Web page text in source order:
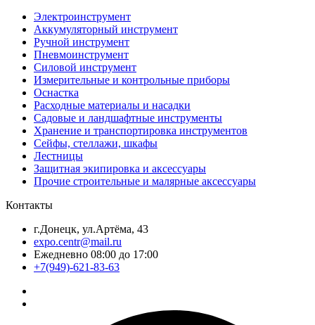
Электроинструмент
Аккумуляторный инструмент
Ручной инструмент
Пневмоинструмент
Силовой инструмент
Измерительные и контрольные приборы
Оснастка
Расходные материалы и насадки
Садовые и ландшафтные инструменты
Хранение и транспортировка инструментов
Сейфы, стеллажи, шкафы
Лестницы
Защитная экипировка и аксессуары
Прочие строительные и малярные аксессуары
Контакты
г.Донецк, ул.Артёма, 43
expo.centr@mail.ru
Ежедневно 08:00 до 17:00
+7(949)-621-83-63